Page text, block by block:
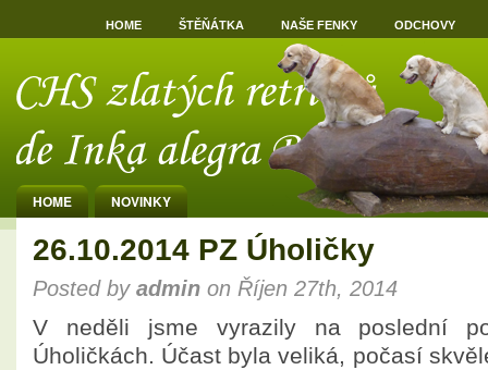
HOME ŠTĚŇÁTKA NAŠE FENKY ODCHOVY
HOME NOVINKY
26.10.2014 PZ Úholičky
Posted by admin on Říjen 27th, 2014
V neděli jsme vyrazily na poslední
Úholičkách. Účast byla veliká, počasí